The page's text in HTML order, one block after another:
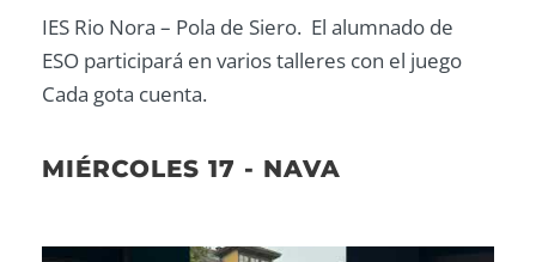
IES Rio Nora – Pola de Siero. El alumnado de
ESO participará en varios talleres con el juego
Cada gota cuenta.
MIÉRCOLES 17 - NAVA